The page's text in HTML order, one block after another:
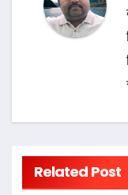
Related Post